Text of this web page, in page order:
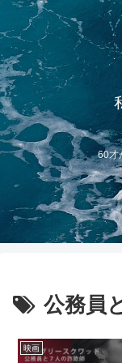
60才
公務員
映画